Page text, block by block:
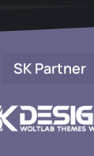
SK Partner